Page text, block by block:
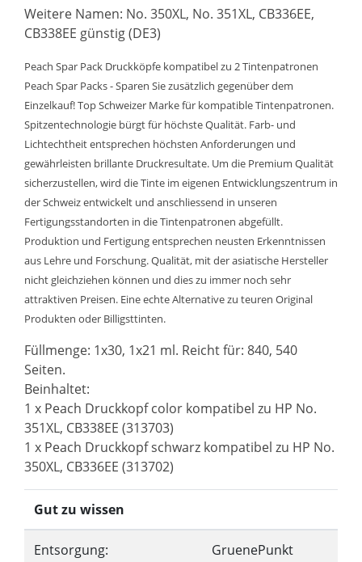
Weitere Namen: No. 350XL, No. 351XL, CB336EE,
CB338EE günstig (DE3)
Peach Spar Pack Druckköpfe kompatibel zu 2 Tintenpatronen
Peach Spar Packs - Sparen Sie zusätzlich gegenüber dem
Einzelkauf! Top Schweizer Marke für kompatible Tintenpatronen.
Spitzentechnologie bürgt für höchste Qualität. Farb- und
Lichtechtheit entsprechen höchsten Anforderungen und
gewährleisten brillante Druckresultate. Um die Premium Qualität
sicherzustellen, wird die Tinte im eigenen Entwicklungszentrum in
der Schweiz entwickelt und anschliessend in unseren
Fertigungsstandorten in die Tintenpatronen abgefüllt.
Produktion und Fertigung entsprechen neusten Erkenntnissen
aus Lehre und Forschung. Qualität, mit der asiatische Hersteller
nicht gleichziehen können und dies zu immer noch sehr
attraktiven Preisen. Eine echte Alternative zu teuren Original
Produkten oder Billigsttinten.
Füllmenge: 1x30, 1x21 ml. Reicht für: 840, 540
Seiten.
Beinhaltet:
1 x Peach Druckkopf color kompatibel zu HP No.
351XL, CB338EE (313703)
1 x Peach Druckkopf schwarz kompatibel zu HP No.
350XL, CB336EE (313702)
Gut zu wissen
Entsorgung: GruenePunkt